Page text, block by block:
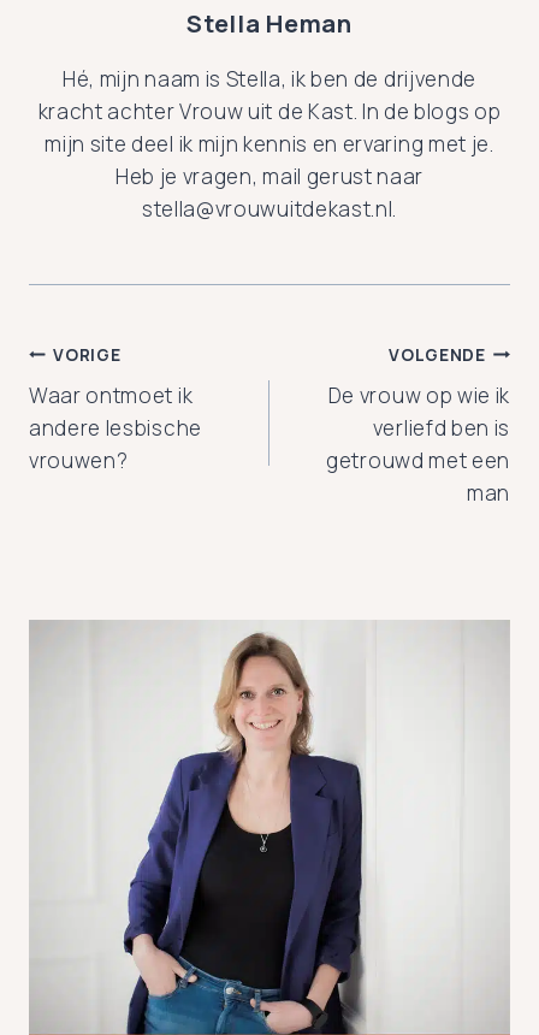
Stella Heman
Hé, mijn naam is Stella, ik ben de drijvende
kracht achter Vrouw uit de Kast. In de blogs op
mijn site deel ik mijn kennis en ervaring met je.
Heb je vragen, mail gerust naar
stella@vrouwuitdekast.nl.
Bericht
navigatie
VORIGE
Waar ontmoet ik
andere lesbische
vrouwen?
VOLGENDE
De vrouw op wie ik
verliefd ben is
getrouwd met een
man